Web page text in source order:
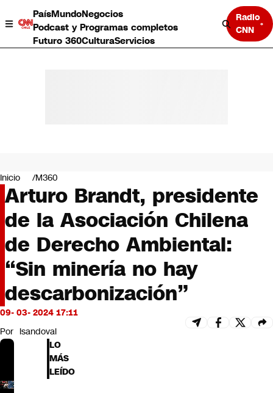
PaísMundoNegocios
Podcast y Programas completos
Futuro 360CulturaServicios
Radio
CNN
Negocios
Deportes
Programas completos
Cultura
Servicios
Bits
CNN tiempo
Futuro 360
Opinión
Inicio M360
Arturo Brandt, presidente
de la Asociación Chilena
de Derecho Ambiental:
“Sin minería no hay
descarbonización”
09- 03- 2024 17:11
Por lsandoval
LO
MÁS
LEÍDO